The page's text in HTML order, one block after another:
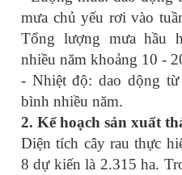
mưa chủ yếu rơi vào
Tổng lượng mưa hầu
nhiều năm khoảng 10 -
- Nhiệt độ: dao dộng từ
bình nhiều năm.
2. Kế hoạch sản xuất
Diện tích cây rau thực
8 dự kiến là 2.315 ha.